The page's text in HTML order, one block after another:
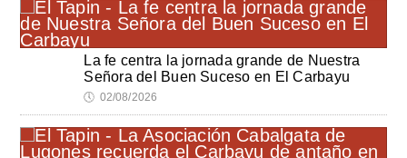
La fe centra la jornada grande de Nuestra
Señora del Buen Suceso en El Carbayu
🕔 02/08/2026